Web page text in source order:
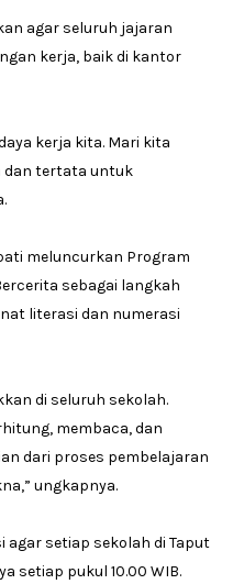
agar seluruh jajaran
kerja, baik di kantor
kerja kita. Mari kita
dan tertata untuk
meluncurkan Program
sebagai langkah
literasi dan numerasi
di seluruh sekolah.
membaca, dan
dari proses pembelajaran
ungkapnya.
setiap sekolah di Taput
setiap pukul 10.00 WIB.